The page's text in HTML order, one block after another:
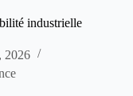
industrielle
2026